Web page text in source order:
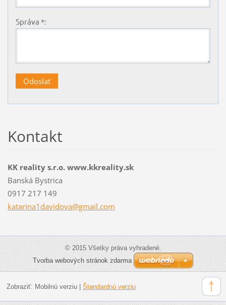
Správa *:
Kontakt
KK reality s.r.o. www.kkreality.sk
Banská Bystrica
0917 217 149
katarina1davidova@gmail.com
© 2015 Všetky práva vyhradené.
Tvorba webových stránok zdarma
Zobraziť: Mobilnú verziu| Štandardnú verziu